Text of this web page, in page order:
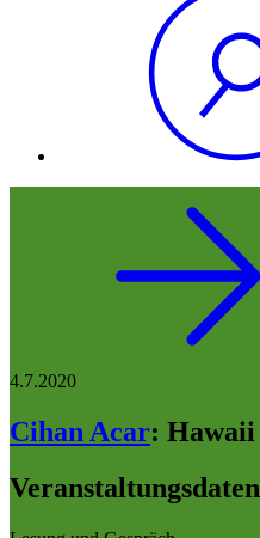
4.7.2020
Cihan Acar: Hawaii
Veranstaltungsdaten